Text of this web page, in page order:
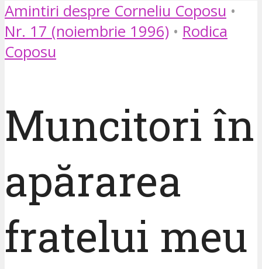
Amintiri despre Corneliu Coposu •
Nr. 17 (noiembrie 1996) • Rodica
Coposu
Muncitori în
apărarea
fratelui meu